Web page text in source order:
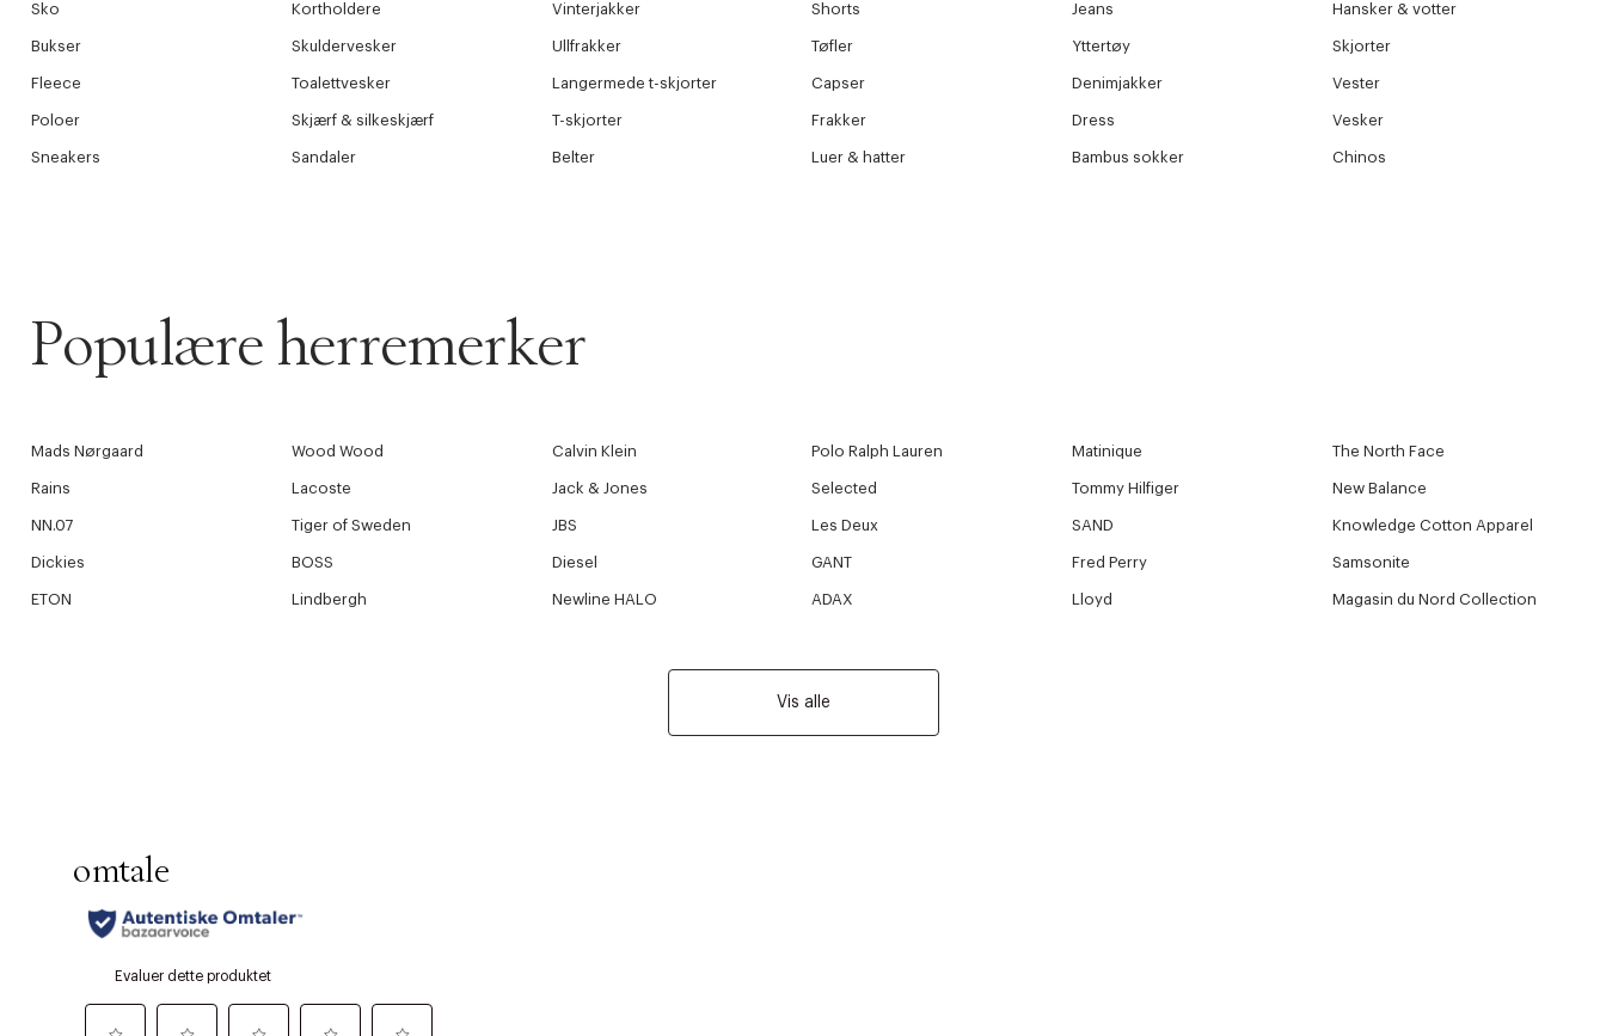
Sko Kortholdere Vinterjakker Shorts Jeans Hansker & votter
Bukser Skuldervesker Ullfrakker Tøfler Yttertøy Skjorter
Fleece Toalettvesker Langermede t-skjorter Capser Denimjakker Vester
Poloer Skjærf & silkeskjærf T-skjorter Frakker Dress Vesker
Sneakers Sandaler Belter Luer & hatter Bambus sokker Chinos
Populære herremerker
Mads Nørgaard Wood Wood Calvin Klein Polo Ralph Lauren Matinique The North Face
Rains Lacoste Jack & Jones Selected Tommy Hilfiger New Balance
NN.07 Tiger of Sweden JBS Les Deux SAND Knowledge Cotton Apparel
Dickies BOSS Diesel GANT Fred Perry Samsonite
ETON Lindbergh Newline HALO ADAX Lloyd Magasin du Nord Collection
Vis alle